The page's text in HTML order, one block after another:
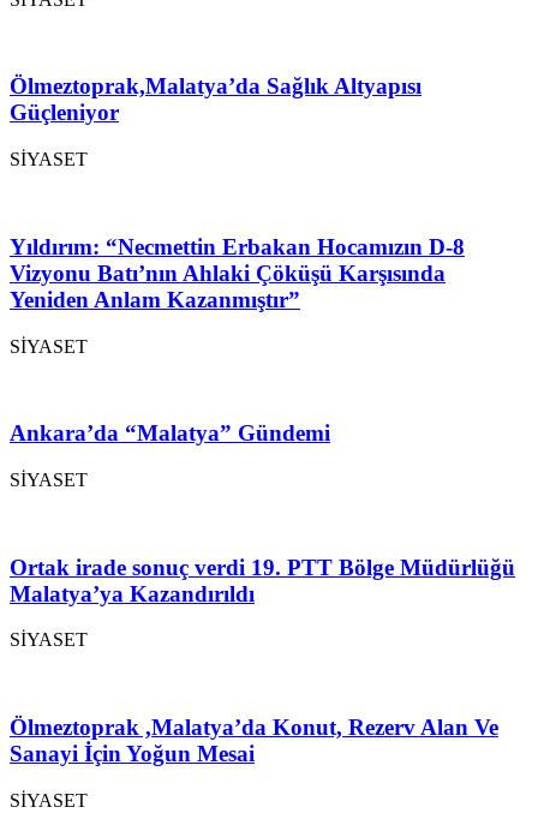
Ölmeztoprak,Malatya’da Sağlık Altyapısı
Güçleniyor
SİYASET
Yıldırım: “Necmettin Erbakan Hocamızın D-8
Vizyonu Batı’nın Ahlaki Çöküşü Karşısında
Yeniden Anlam Kazanmıştır”
SİYASET
Ankara’da “Malatya” Gündemi
SİYASET
Ortak irade sonuç verdi 19. PTT Bölge Müdürlüğü
Malatya’ya Kazandırıldı
SİYASET
Ölmeztoprak ,Malatya’da Konut, Rezerv Alan Ve
Sanayi İçin Yoğun Mesai
SİYASET